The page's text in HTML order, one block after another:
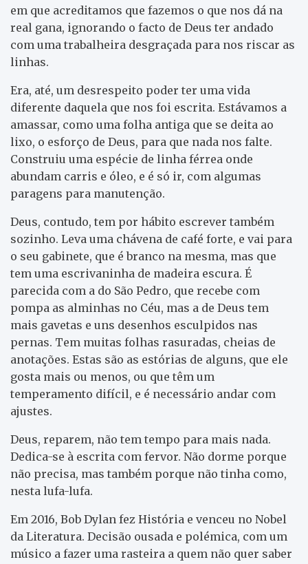
em que acreditamos que fazemos o que nos dá na
real gana, ignorando o facto de Deus ter andado
com uma trabalheira desgraçada para nos riscar as
linhas.
Era, até, um desrespeito poder ter uma vida
diferente daquela que nos foi escrita. Estávamos a
amassar, como uma folha antiga que se deita ao
lixo, o esforço de Deus, para que nada nos falte.
Construiu uma espécie de linha férrea onde
abundam carris e óleo, e é só ir, com algumas
paragens para manutenção.
Deus, contudo, tem por hábito escrever também
sozinho. Leva uma chávena de café forte, e vai para
o seu gabinete, que é branco na mesma, mas que
tem uma escrivaninha de madeira escura. É
parecida com a do São Pedro, que recebe com
pompa as alminhas no Céu, mas a de Deus tem
mais gavetas e uns desenhos esculpidos nas
pernas. Tem muitas folhas rasuradas, cheias de
anotações. Estas são as estórias de alguns, que ele
gosta mais ou menos, ou que têm um
temperamento difícil, e é necessário andar com
ajustes.
Deus, reparem, não tem tempo para mais nada.
Dedica-se à escrita com fervor. Não dorme porque
não precisa, mas também porque não tinha como,
nesta lufa-lufa.
Em 2016, Bob Dylan fez História e venceu no Nobel
da Literatura. Decisão ousada e polémica, com um
músico a fazer uma rasteira a quem não quer saber